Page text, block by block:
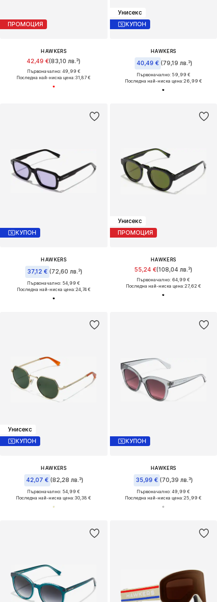
ПРОМОЦИЯ
HAWKERS
42,49 €(83,10 лв.³)
Първоначално: 49,99 €
Последна най-ниска цена:31,87 €
Унисекс
КУПОН
HAWKERS
40,49 € (79,19 лв.³)
Първоначално: 59,99 €
Последна най-ниска цена:26,99 €
КУПОН
HAWKERS
37,12 € (72,60 лв.³)
Първоначално: 54,99 €
Последна най-ниска цена:24,74 €
Унисекс
ПРОМОЦИЯ
HAWKERS
55,24 €(108,04 лв.³)
Първоначално: 64,99 €
Последна най-ниска цена:27,62 €
Унисекс
КУПОН
HAWKERS
42,07 € (82,28 лв.³)
Първоначално: 54,99 €
Последна най-ниска цена:30,38 €
КУПОН
HAWKERS
35,99 € (70,39 лв.³)
Първоначално: 49,99 €
Последна най-ниска цена:25,99 €